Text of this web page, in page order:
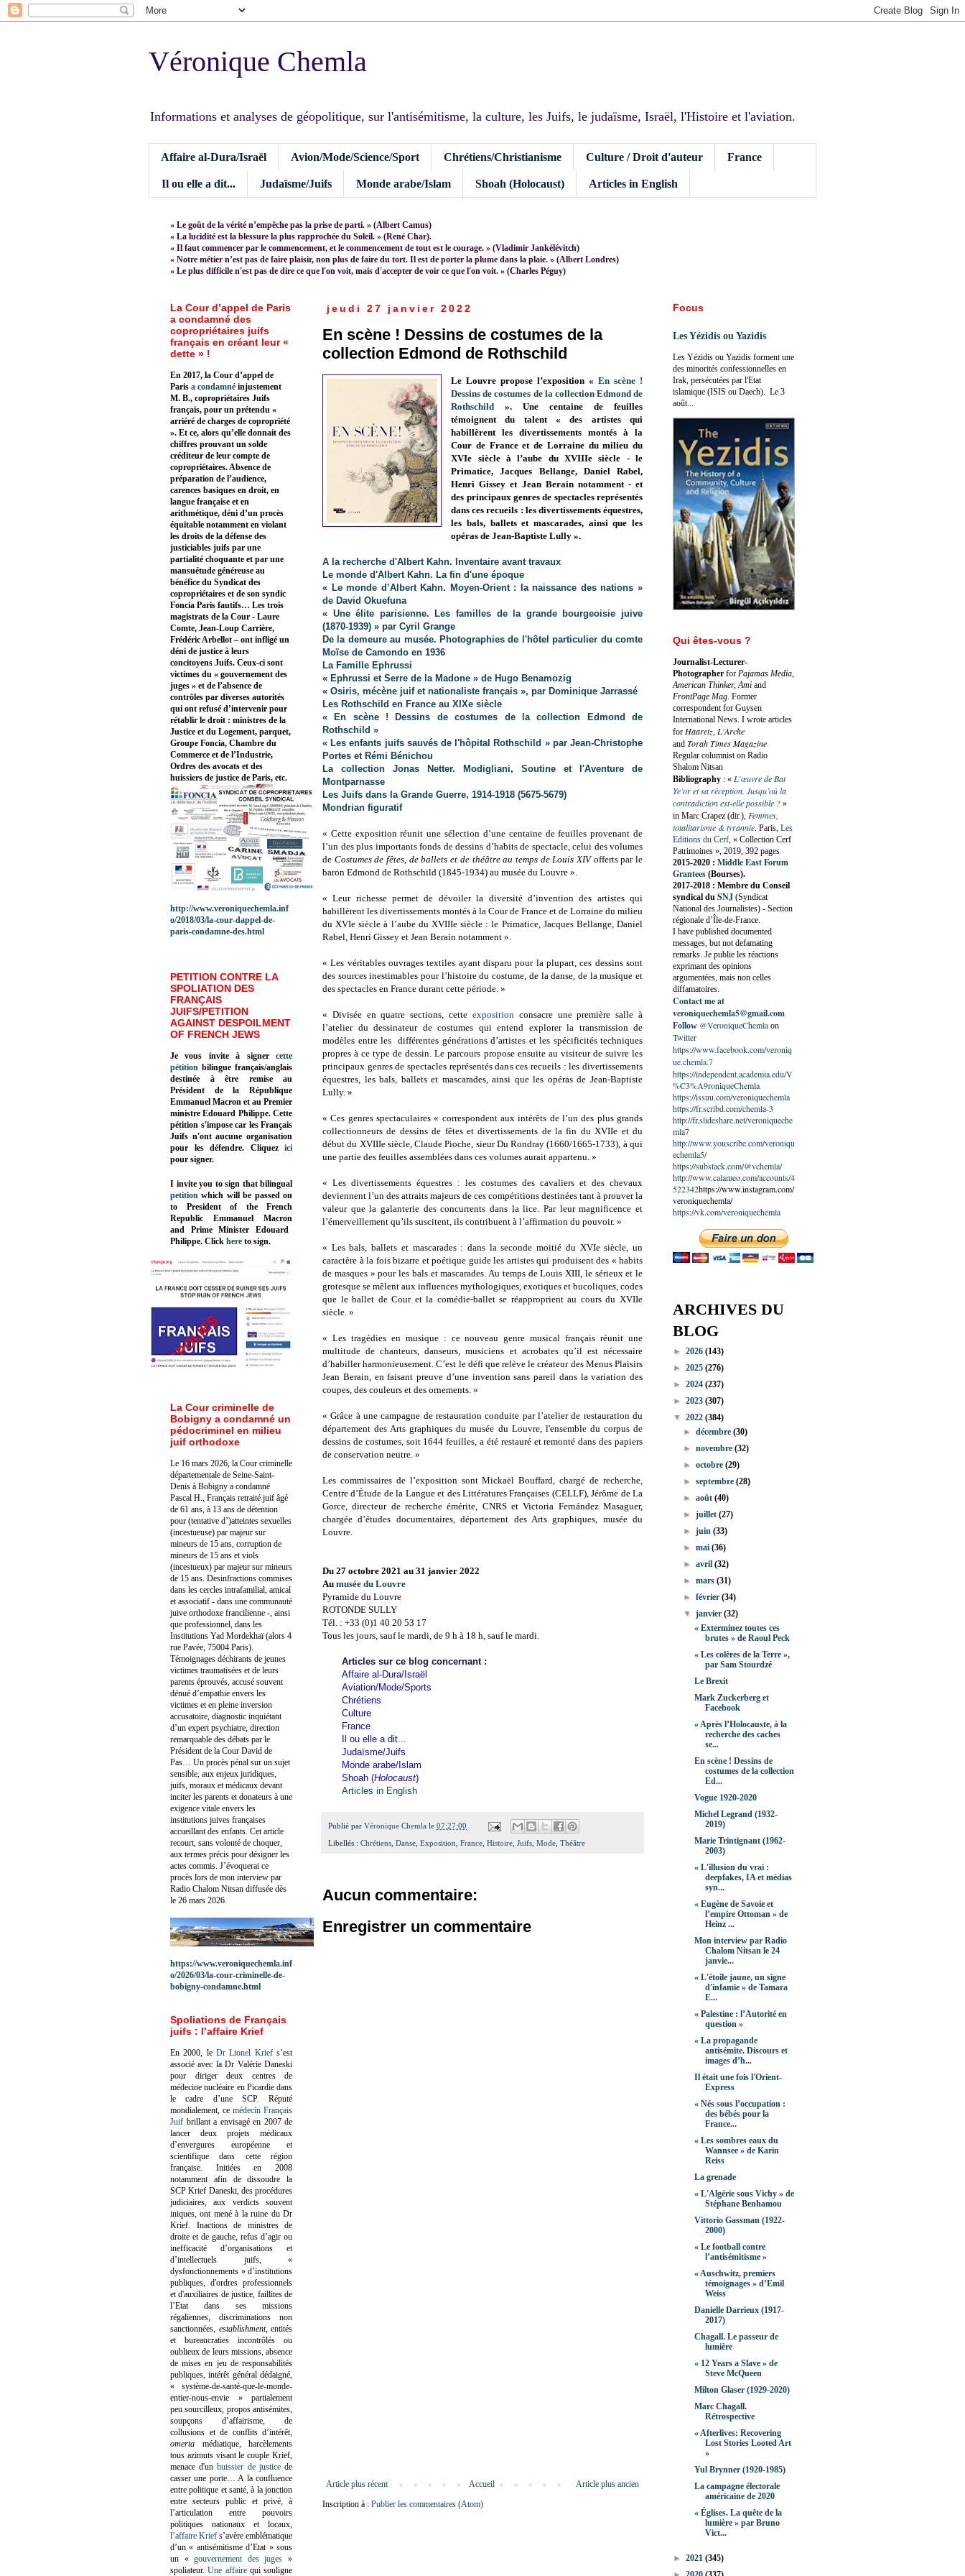
Véronique Chemla
Informations et analyses de géopolitique, sur l'antisémitisme, la culture, les Juifs, le judaïsme, Israël, l'Histoire et l'aviation.
Affaire al-Dura/Israël Avion/Mode/Science/Sport Chrétiens/Christianisme Culture / Droit d'auteur France
Il ou elle a dit... Judaïsme/Juifs Monde arabe/Islam Shoah (Holocaust) Articles in English
« Le goût de la vérité n’empêche pas la prise de parti. » (Albert Camus)
« La lucidité est la blessure la plus rapprochée du Soleil. » (René Char).
« Il faut commencer par le commencement, et le commencement de tout est le courage. » (Vladimir Jankélévitch)
« Notre métier n’est pas de faire plaisir, non plus de faire du tort. Il est de porter la plume dans la plaie. » (Albert Londres)
« Le plus difficile n'est pas de dire ce que l'on voit, mais d'accepter de voir ce que l'on voit. » (Charles Péguy)
jeudi 27 janvier 2022
En scène ! Dessins de costumes de la
collection Edmond de Rothschild
Le Louvre propose l’exposition «En scène !
Dessins de costumes de la collection Edmond de
Rothschild ». Une centaine de feuilles
témoignent du talent«des artistes qui
habillèrent les divertissements montés à la
Cour de France et de Lorraine du milieu du
XVIe siècle à l’aube du XVIIIe siècle - le
Primatice, Jacques Bellange, Daniel Rabel,
Henri Gissey et Jean Berain notamment - et
des principaux genres de spectacles représentés
dans ces recueils : les divertissements équestres,
les bals, ballets et mascarades, ainsi que les
opéras de Jean-Baptiste Lully ».
A la recherche d'Albert Kahn. Inventaire avant travaux
Le monde d'Albert Kahn. La fin d'une époque
« Le monde d’Albert Kahn. Moyen-Orient : la naissance des nations »
de David Okuefuna
« Une élite parisienne. Les familles de la grande bourgeoisie juive
(1870-1939) » par Cyril Grange
De la demeure au musée. Photographies de l'hôtel particulier du comte
Moïse de Camondo en 1936
La Famille Ephrussi
« Ephrussi et Serre de la Madone » de Hugo Benamozig
« Osiris, mécène juif et nationaliste français », par Dominique Jarrassé
Les Rothschild en France au XIXe siècle
« En scène ! Dessins de costumes de la collection Edmond de
Rothschild »
« Les enfants juifs sauvés de l'hôpital Rothschild » par Jean-Christophe
Portes et Rémi Bénichou
La collection Jonas Netter. Modigliani, Soutine et l'Aventure de
Montparnasse
Les Juifs dans la Grande Guerre, 1914-1918 (5675-5679)
Mondrian figuratif
« Cette exposition réunit une sélection d’une centaine de feuilles provenant de
l’un des plus importants fonds de dessins d’habits de spectacle, celui des volumes
de Costumes de fêtes, de ballets et de théâtre au temps de Louis XIVofferts par le
baron Edmond de Rothschild (1845-1934) au musée du Louvre ».
« Leur richesse permet de dévoiler la diversité d’invention des artistes qui
habillèrent les divertissements montés à la Cour de France et de Lorraine du milieu
du XVIe siècle à l’aube du XVIIIe siècle : le Primatice, Jacques Bellange, Daniel
Rabel, Henri Gissey et Jean Berain notamment ».
« Les véritables ouvrages textiles ayant disparu pour la plupart, ces dessins sont
des sources inestimables pour l’histoire du costume, de la danse, de la musique et
des spectacles en France durant cette période. »
« Divisée en quatre sections, cette expositionconsacre une première salle à
l’atelier du dessinateur de costumes qui entend explorer la transmission de
modèles entre les différentes générations d’artistes et les spécificités techniques
propres à ce type de dessin. Le parcours propose ensuite au visiteur de suivre les
principaux genres de spectacles représentés dans ces recueils : les divertissements
équestres, les bals, ballets et mascarades, ainsi que les opéras de Jean-Baptiste
Lully. »
« Ces genres spectaculaires « correspondent aux intérêts de l’un des plus grands
collectionneurs de dessins de fêtes et divertissements de la fin du XVIIe et du
début du XVIIIe siècle, Claude Pioche, sieur Du Rondray (1660/1665-1733), à qui
une partie des feuilles assemblées dans ces volumes aurait appartenu. »
« Les divertissements équestres : les costumes des cavaliers et des chevaux
deviennent l’un des attraits majeurs de ces compétitions destinées tant à prouver la
valeur que la galanterie des concurrents dans la lice. Par leur magnificence et
l’émerveillement qu’ils suscitent, ils contribuent à l’affirmation du pouvoir. »
« Les bals, ballets et mascarades : dans la seconde moitié du XVIe siècle, un
caractère à la fois bizarre et poétique guide les artistes qui produisent des « habits
de masques » pour les bals et mascarades. Au temps de Louis XIII, le sérieux et le
grotesque se mêlent aux influences mythologiques, exotiques et bucoliques, codes
que le ballet de Cour et la comédie-ballet se réapproprient au cours du XVIIe
siècle. »
« Les tragédies en musique : ce nouveau genre musical français réunit une
multitude de chanteurs, danseurs, musiciens et acrobates qu’il est nécessaire
d’habiller harmonieusement. C’est le défi que relève le créateur des Menus Plaisirs
Jean Berain, en faisant preuve d’une invention sans pareil dans la variation des
coupes, des couleurs et des ornements. »
« Grâce à une campagne de restauration conduite par l’atelier de restauration du
département des Arts graphiques du musée du Louvre, l'ensemble du corpus de
dessins de costumes, soit 1644 feuilles, a été restauré et remonté dans des papiers
de conservation neutre. »
Les commissaires de l’exposition sont Mickaël Bouffard, chargé de recherche,
Centre d’Étude de la Langue et des Littératures Françaises (CELLF), Jérôme de La
Gorce, directeur de recherche émérite, CNRS et Victoria Fernández Masaguer,
chargée d’études documentaires, département des Arts graphiques, musée du
Louvre.
Du 27 octobre 2021 au 31 janvier 2022
Au musée du Louvre
Pyramide du Louvre
ROTONDE SULLY
Tél. : +33 (0)1 40 20 53 17
Tous les jours, sauf le mardi, de 9 h à 18 h, sauf le mardi.
Articles sur ce blog concernant :
Affaire al-Dura/Israël
Aviation/Mode/Sports
Chrétiens
Culture
France
Il ou elle a dit...
Judaïsme/Juifs
Monde arabe/Islam
Shoah (Holocaust)
Articles in English
Publié par Véronique Chemla le 07:27:00
Libellés : Chrétiens, Danse, Exposition, France, Histoire, Juifs, Mode, Théâtre
Aucun commentaire:
Enregistrer un commentaire
Article plus récent Article plus ancien
Accueil
Inscription à : Publier les commentaires (Atom)
La Cour d’appel de Paris
a condamné des
copropriétaires juifs
français en créant leur «
dette » !
En 2017, la Cour d’appel de
Paris a condamné injustement
M. B., copropriétaires Juifs
français, pour un prétendu «
arriéré de charges de copropriété
». Et ce, alors qu’elle donnait des
chiffres prouvant un solde
créditeur de leur compte de
copropriétaires. Absence de
préparation de l’audience,
carences basiques en droit, en
langue française et en
arithmétique, déni d’un procès
équitable notamment en violant
les droits de la défense des
justiciables juifs par une
partialité choquante et par une
mansuétude généreuse au
bénéfice du Syndicat des
copropriétaires et de son syndic
Foncia Paris fautifs… Les trois
magistrats de la Cour - Laure
Comte, Jean-Loup Carrière,
Frédéric Arbellot – ont infligé un
déni de justice à leurs
concitoyens Juifs. Ceux-ci sont
victimes du « gouvernement des
juges » et de l’absence de
contrôles par diverses autorités
qui ont refusé d’intervenir pour
rétablir le droit : ministres de la
Justice et du Logement, parquet,
Groupe Foncia, Chambre du
Commerce et de l’Industrie,
Ordres des avocats et des
huissiers de justice de Paris, etc.
http://www.veroniquechemla.inf
o/2018/03/la-cour-dappel-de-
paris-condamne-des.html
PETITION CONTRE LA
SPOLIATION DES
FRANÇAIS
JUIFS/PETITION
AGAINST DESPOILMENT
OF FRENCH JEWS
Je vous invite à signer cette
pétition bilingue français/anglais
destinée à être remise au
Président de la République
Emmanuel Macron et au Premier
ministre Edouard Philippe. Cette
pétition s'impose car les Français
Juifs n'ont aucune organisation
pour les défendre. Cliquez
ici
pour signer.
I invite you to sign that bilingual
petition which will be passed on
to President of the French
Republic Emmanuel Macron
and Prime Minister Edouard
Philippe. Click here to sign.
La Cour criminelle de
Bobigny a condamné un
pédocriminel en milieu
juif orthodoxe
Le 16 mars 2026, la Cour criminelle
départementale de Seine-Saint-
Denis à Bobigny a condamné
Pascal H., Français retraité juif âgé
de 61 ans, à 13 ans de détention
pour (tentative d’)atteintes sexuelles
(incestueuse) par majeur sur
mineurs de 15 ans, corruption de
mineurs de 15 ans et viols
(incestueux) par majeur sur mineurs
de 15 ans. Desinfractions commises
dans les cercles intrafamilial, amical
et associatif - dans une communauté
juive orthodoxe francilienne -, ainsi
que professionnel, dans les
Institutions Yad Mordekhaï (alors 4
rue Pavée, 75004 Paris).
Témoignages déchirants de jeunes
victimes traumatisées et de leurs
parents éprouvés, accusé souvent
dénué d’empathie envers les
victimes et en pleine inversion
accusatoire, diagnostic inquiétant
d’un expert psychiatre, direction
remarquable des débats par le
Président de la Cour David de
Pas… Un procès pénal sur un sujet
sensible, aux enjeux juridiques,
juifs, moraux et médicaux devant
inciter les parents et donateurs à une
exigence vitale envers les
institutions juives françaises
accueillant des enfants. Cet article
recourt, sans volonté de choquer,
aux termes précis pour désigner les
actes commis. J’évoquerai ce
procès lors de mon interview par
Radio Chalom Nitsan diffusée dès
le 26 mars 2026.
https://www.veroniquechemla.inf
o/2026/03/la-cour-criminelle-de-
bobigny-condamne.html
Spoliations de Français
juifs : l’affaire Krief
En 2000, le Dr Lionel Kriefs’est
associé avec la Dr Valérie Daneski
pour diriger deux centres de
médecine nucléaire en Picardie dans
le cadre d’une SCP. Réputé
mondialement, ce médecin Français
Juif brillant a envisagé en 2007 de
lancer deux projets médicaux
d’envergures européenne et
scientifique dans cette région
française. Initiées en 2008
notamment afin de dissoudre la
SCP Krief Daneski, des procédures
judiciaires, aux verdicts souvent
iniques, ont mené à la ruine du Dr
Krief. Inactions de ministres de
droite et de gauche, refus d’agir ou
inefficacité d’organisations et
d’intellectuels juifs, «
dysfonctionnements » d’institutions
publiques, d'ordres professionnels
et d'auxiliaires de justice, faillites de
l’Etat dans ses missions
régaliennes, discriminations non
sanctionnées, establishment, entités
et bureaucraties incontrôlés ou
oublieux de leurs missions, absence
de mises en jeu de responsabilités
publiques, intérêt général dédaigné,
« système-de-santé-que-le-monde-
entier-nous-envie » partialement
peu sourcilleux, propos antisémites,
soupçons d’affairisme, de
collusions et de conflits d’intérêt,
omerta médiatique, harcèlements
tous azimuts visant le couple Krief,
menace d'unhuissier de justicede
casser une porte… A la confluence
entre politique et santé, à la jonction
entre secteurs public et privé, à
l’articulation entre pouvoirs
politiques nationaux et locaux,
l’affaire Krief s’avère emblématique
d’un « antisémitisme d’Etat » sous
un «gouvernement des juges »
spoliateur.Une affairequi souligne
Focus
Les Yézidis ou Yazidis
Les Yézidis ou Yazidis forment une
des minorités confessionnelles en
Irak, persécutées par l'Etat
islamique (ISIS ou Daech). Le 3
août...
Qui êtes-vous ?
Journalist-Lecturer-
Photographer for Pajamas Media,
American Thinker, Ami and
FrontPage Mag. Former
correspondent for Guysen
International News. I wrote articles
for Haaretz, L'Arche
and Torah Times Magazine
Regular columnist on Radio
Shalom Nitsan
Bibliography : « L’œuvre de Bat
Ye’or et sa réception. Jusqu’où la
contradiction est-elle possible ? »
in Marc Crapez (dir.), Femmes,
totalitarisme & tyrannie. Paris, Les
Editions du Cerf, « Collection Cerf
Patrimoines », 2019, 392 pages
2015-2020 : Middle East Forum
Grantees (Bourses).
2017-2018 : Membre du Conseil
syndical du SNJ (Syndicat
National des Journalistes) - Section
régionale d’Île-de-France.
I have published documented
messages, but not defamating
remarks. Je publie les réactions
exprimant des opinions
argumentées, mais non celles
diffamatoires.
Contact me at
veroniquechemla5@gmail.com
Follow @VeroniqueChemlaon
Twitter
https://www.facebook.com/veroniq
ue.chemla.7
https://independent.academia.edu/V
%C3%A9roniqueChemla
https://issuu.com/veroniquechemla
https://fr.scribd.com/chemla-3
http://fr.slideshare.net/veroniqueche
mla7
http://www.youscribe.com/veroniqu
echemla5/
https://substack.com/@vchemla/
http://www.calameo.com/accounts/4
522342https://www.instagram.com/
veroniquechemla/
https://vk.com/veroniquechemla
ARCHIVES DU
BLOG
► 2026 (143)
► 2025 (276)
► 2024 (237)
► 2023 (307)
▼ 2022 (384)
►décembre(30)
►novembre(32)
►octobre(29)
►septembre(28)
►août(40)
►juillet(27)
►juin(33)
►mai(36)
►avril(32)
►mars(31)
►février(34)
▼janvier(32)
« Exterminez toutes ces
brutes » de Raoul Peck
« Les colères de la Terre »,
par Sam Stourdzé
Le Brexit
Mark Zuckerberg et
Facebook
« Après l’Holocauste, à la
recherche des caches
se...
En scène ! Dessins de
costumes de la collection
Ed...
Vogue 1920-2020
Michel Legrand (1932-
2019)
Marie Trintignant (1962-
2003)
« L'illusion du vrai :
deepfakes, IA et médias
syn...
« Eugène de Savoie et
l’empire Ottoman » de
Heinz ...
Mon interview par Radio
Chalom Nitsan le 24
janvie...
« L'étoile jaune, un signe
d'infamie » de Tamara
E...
« Palestine : l’Autorité en
question »
« La propagande
antisémite. Discours et
images d’h...
Il était une fois l'Orient-
Express
« Nés sous l’occupation :
des bébés pour la
France...
« Les sombres eaux du
Wannsee » de Karin
Reiss
La grenade
« L'Algérie sous Vichy » de
Stéphane Benhamou
Vittorio Gassman (1922-
2000)
« Le football contre
l’antisémitisme »
« Auschwitz, premiers
témoignages » d’Emil
Weiss
Danielle Darrieux (1917-
2017)
Chagall. Le passeur de
lumière
« 12 Years a Slave » de
Steve McQueen
Milton Glaser (1929-2020)
Marc Chagall.
Rétrospective
« Afterlives: Recovering
Lost Stories Looted Art
»
Yul Brynner (1920-1985)
La campagne électorale
américaine de 2020
« Églises. La quête de la
lumière » par Bruno
Vict...
► 2021 (345)